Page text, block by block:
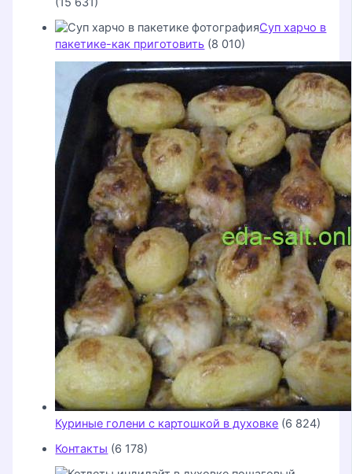
Суп харчо в
пакетике-как приготовить (8 010)
Куриные голени с картошкой в духовке (6 824)
Контакты (6 178)